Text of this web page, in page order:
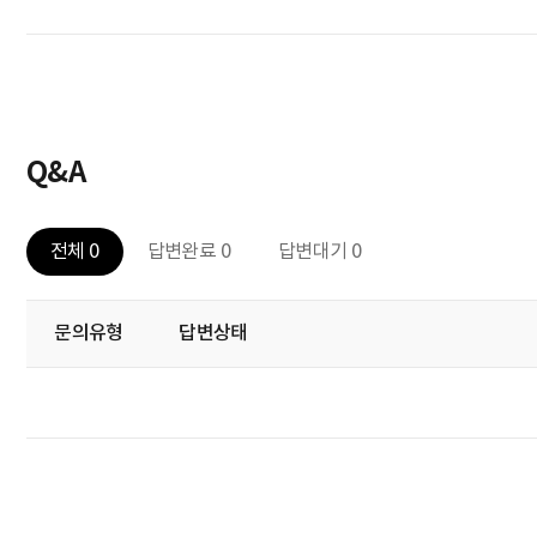
Q&A
전체 0 답변완료 0 답변대기 0
문의유형 답변상태